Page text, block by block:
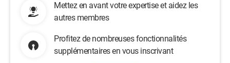
Mettez en avant votre expertise et aidez les
autres membres
Profitez de nombreuses fonctionnalités
supplémentaires en vous inscrivant